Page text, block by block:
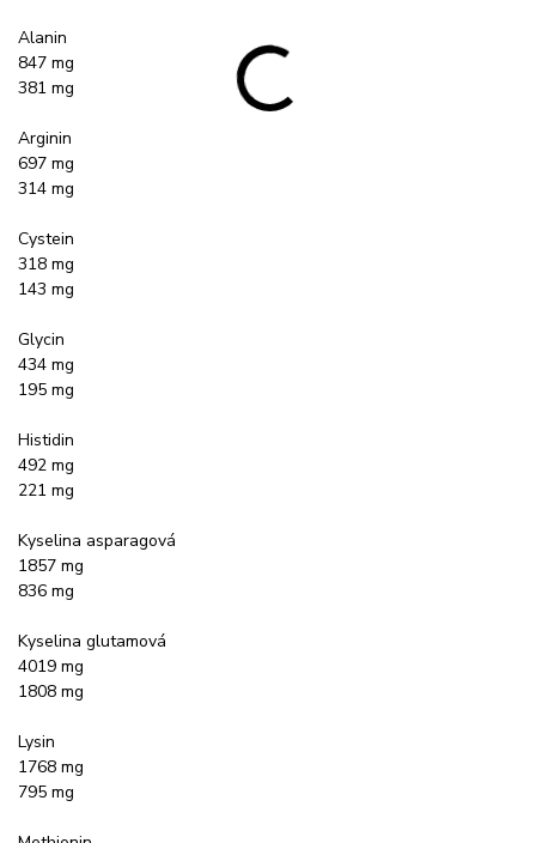
Alanin
847 mg
381 mg
Arginin
697 mg
314 mg
Cystein
318 mg
143 mg
Glycin
434 mg
195 mg
Histidin
492 mg
221 mg
Kyselina asparagová
1857 mg
836 mg
Kyselina glutamová
4019 mg
1808 mg
Lysin
1768 mg
795 mg